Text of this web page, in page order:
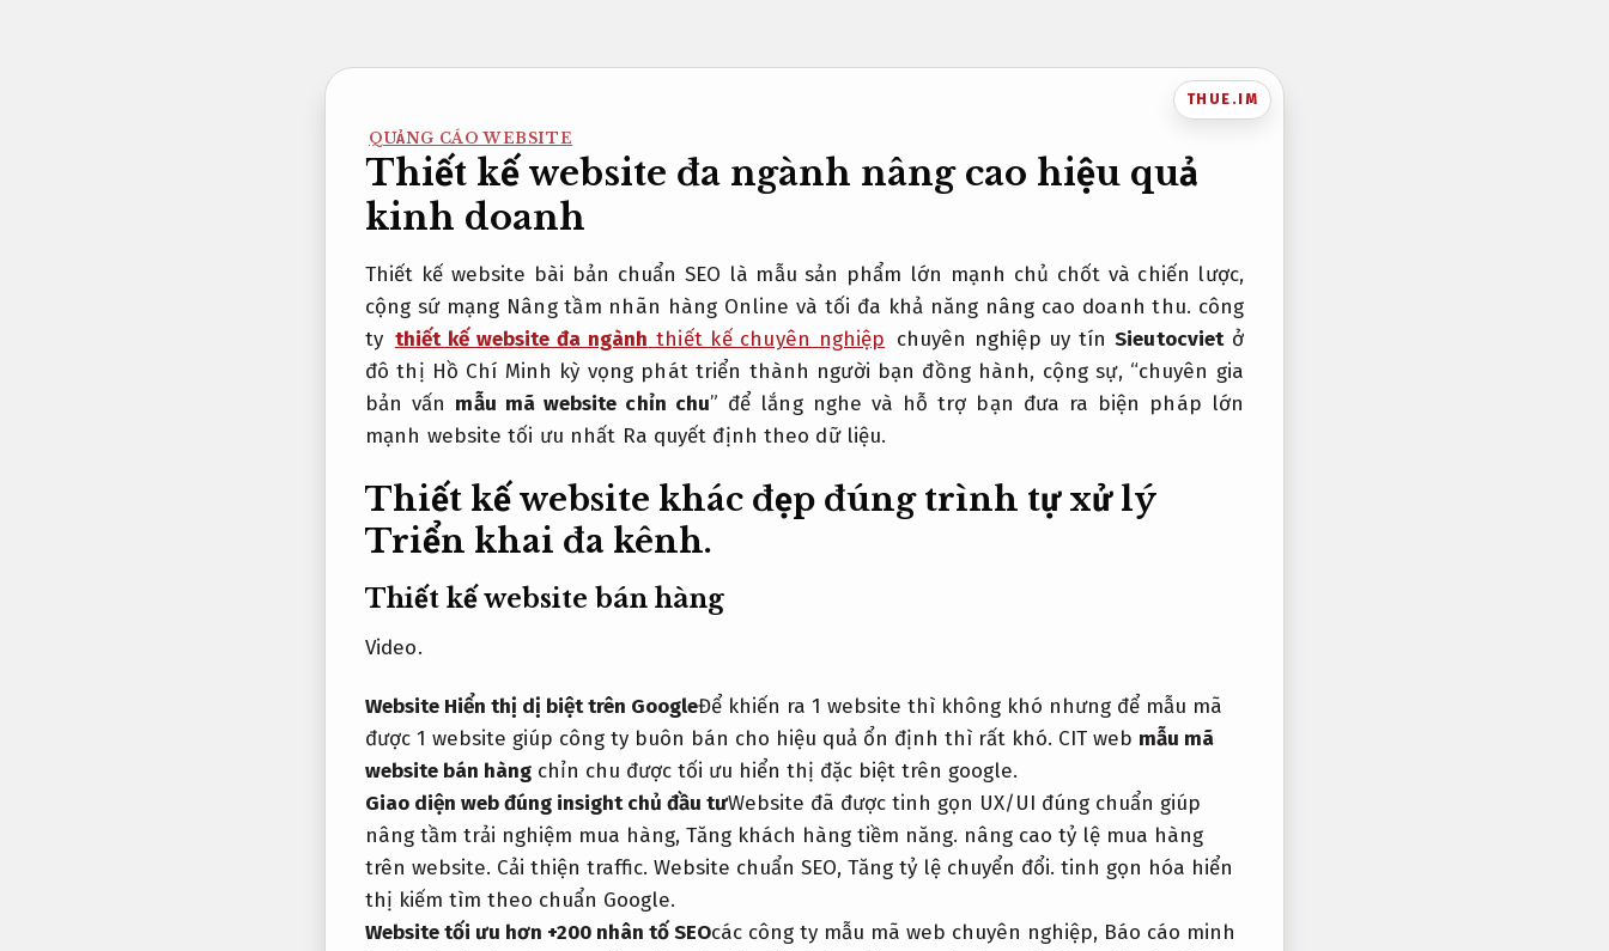
THUE.IM
QUẢNG CÁO WEBSITE
Thiết kế website đa ngành nâng cao hiệu quả
kinh doanh
Thiết kế website bài bản chuẩn SEO là mẫu sản phẩm lớn mạnh chủ chốt và chiến lược,
cộng sứ mạng Nâng tầm nhãn hàng Online và tối đa khả năng nâng cao doanh thu. công
ty thiết kế website đa ngành thiết kế chuyên nghiệp chuyên nghiệp uy tínSieutocvietở
đô thị Hồ Chí Minh kỳ vọng phát triển thành người bạn đồng hành, cộng sự, “chuyên gia
bản vấn mẫu mã website chỉn chu” để lắng nghe và hỗ trợ bạn đưa ra biện pháp lớn
mạnh website tối ưu nhất Ra quyết định theo dữ liệu.
Thiết kế website khác đẹp đúng trình tự xử lý
Triển khai đa kênh.
Thiết kế website bán hàng
Video.
Website Hiển thị dị biệt trên GoogleĐể khiến ra 1 website thì không khó nhưng để mẫu mã
được 1 website giúp công ty buôn bán cho hiệu quả ổn định thì rất khó. CIT web mẫu mã
website bán hàng chỉn chu được tối ưu hiển thị đặc biệt trên google.
Giao diện web đúng insight chủ đầu tưWebsite đã được tinh gọn UX/UI đúng chuẩn giúp
nâng tầm trải nghiệm mua hàng, Tăng khách hàng tiềm năng. nâng cao tỷ lệ mua hàng
trên website. Cải thiện traffic. Website chuẩn SEO, Tăng tỷ lệ chuyển đổi. tinh gọn hóa hiển
thị kiếm tìm theo chuẩn Google.
Website tối ưu hơn +200 nhân tố SEOcác công ty mẫu mã web chuyên nghiệp, Báo cáo minh